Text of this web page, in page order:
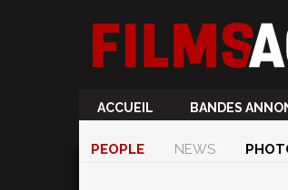
ACCUEIL BANDES
PEOPLE NEWS